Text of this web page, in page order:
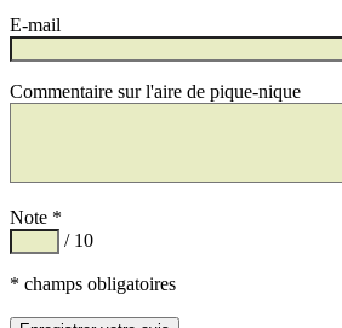
E-mail
Commentaire sur l'aire de pique-nique
Note *
/ 10
* champs obligatoires